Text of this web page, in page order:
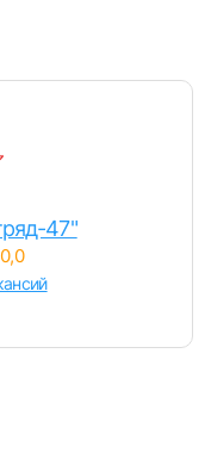
47"
0,0